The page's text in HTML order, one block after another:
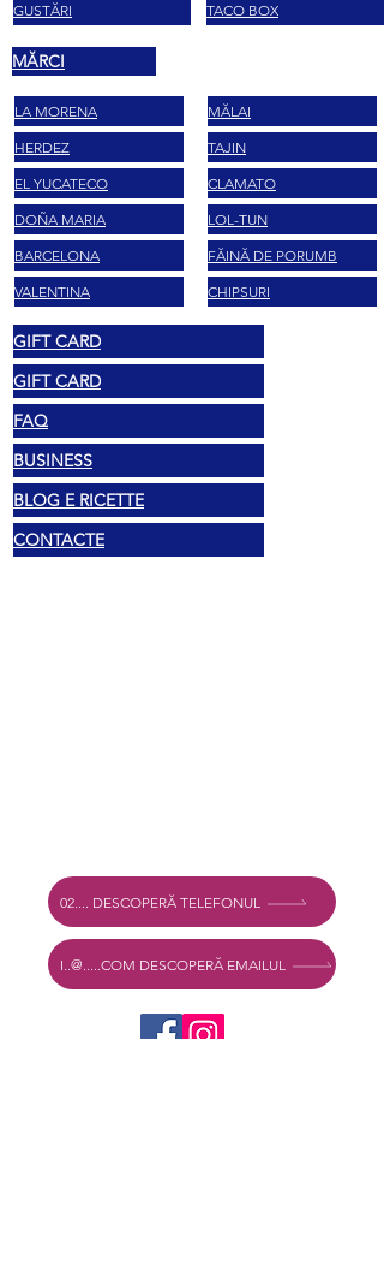
GUSTĂRI TACO BOX
MĂRCI
LA MORENA
HERDEZ
EL YUCATECO
DOÑA MARIA
BARCELONA
VALENTINA
MĂLAI
TAJIN
CLAMATO
LOL-TUN
FĂINĂ DE PORUMB
CHIPSURI
GIFT CARD
GIFT CARD
FAQ
BUSINESS
BLOG E RICETTE
CONTACTE
02.... DESCOPERĂ TELEFONUL
I..@.....COM DESCOPERĂ EMAILUL